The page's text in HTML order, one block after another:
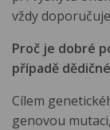
vždy
Proč je dobré
případě
Cílem
genovou